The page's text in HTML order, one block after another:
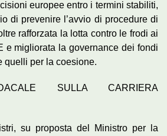
europee entro i termini stabiliti,
di prevenire l’avvio di procedure di
rafforzata la lotta contro le frodi ai
e migliorata la governance dei fondi
quelli per la coesione.
SULLA CARRIERA
su proposta del Ministro per la